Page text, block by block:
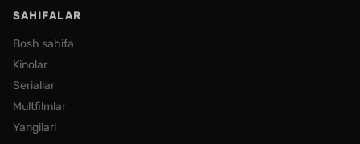
SAHIFALAR
Bosh sahifa
Kinolar
Seriallar
Multfilmlar
Yangilari